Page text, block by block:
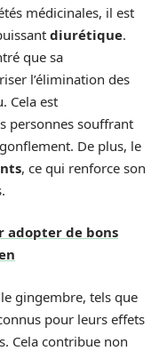
médicinales, il est
diurétique.
que sa
l’élimination des
Cela est
personnes souffrant
De plus, le
, ce qui renforce son
adopter de bons
gingembre, tels que
pour leurs effets
Cela contribue non